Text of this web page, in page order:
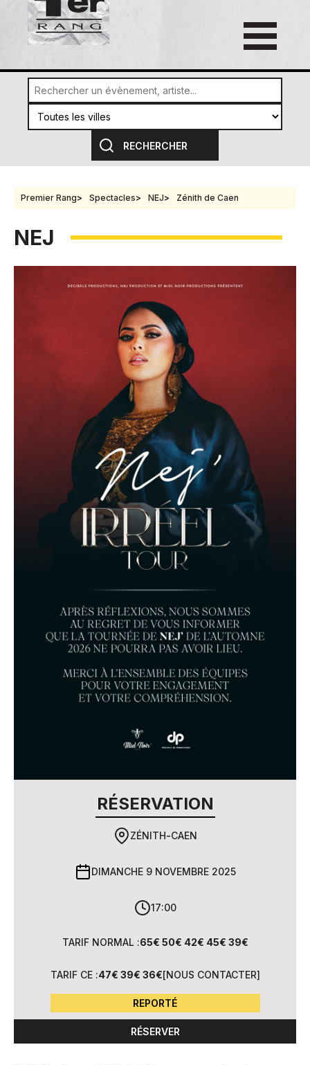
Premier Rang Spectacles NEJ Zénith de Caen
NEJ
RÉSERVATION
ZÉNITH-CAEN
DIMANCHE 9 NOVEMBRE 2025
17:00
TARIF NORMAL :65€ 50€ 42€ 45€ 39€
TARIF CE :47€ 39€ 36€[NOUS CONTACTER]
REPORTÉ
RÉSERVER